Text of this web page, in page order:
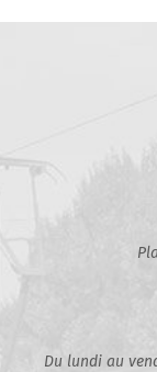
Du lundi au